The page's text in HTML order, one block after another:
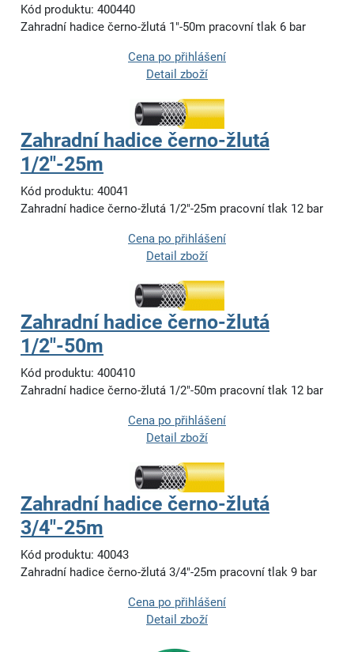
Kód produktu: 400440
Zahradní hadice černo-žlutá 1"-50m pracovní tlak 6 bar
Cena po přihlášení
Detail zboží
Zahradní hadice černo-žlutá
1/2"-25m
Kód produktu: 40041
Zahradní hadice černo-žlutá 1/2"-25m pracovní tlak 12 bar
Cena po přihlášení
Detail zboží
Zahradní hadice černo-žlutá
1/2"-50m
Kód produktu: 400410
Zahradní hadice černo-žlutá 1/2"-50m pracovní tlak 12 bar
Cena po přihlášení
Detail zboží
Zahradní hadice černo-žlutá
3/4"-25m
Kód produktu: 40043
Zahradní hadice černo-žlutá 3/4"-25m pracovní tlak 9 bar
Cena po přihlášení
Detail zboží